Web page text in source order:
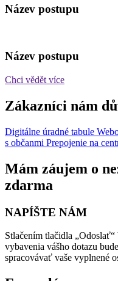
Název postupu
Název postupu
Chci vědět více
Zákazníci nám
Digitálne úradné tabule
s občanmi Prepojenie na
Mám záujem o
zdarma
NAPÍŠTE NÁM
Stlačením tlačidla
vybavenia vášho dotazu
spracovávať vaše vyplnené